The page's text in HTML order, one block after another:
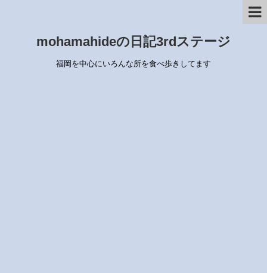
mohamahideの日記3rdステージ
福岡を中心にいろんな所を食べ歩きしてます